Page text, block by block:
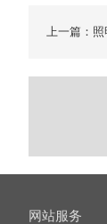
上一篇：
网站服务